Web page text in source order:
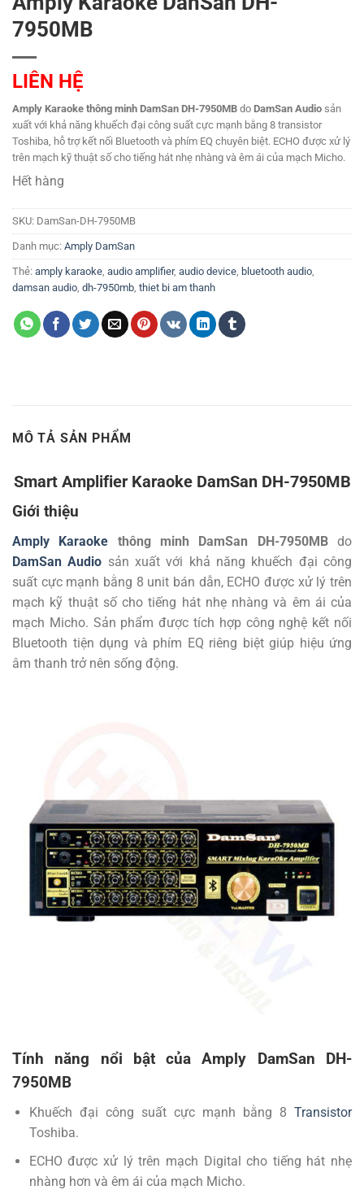
7950MB
LIÊN HỆ
Amply Karaoke thông minh DamSan DH-7950MB do DamSan Audio sản
xuất với khả năng khuếch đại công suất cực mạnh bằng 8 transistor
Toshiba, hỗ trợ kết nối Bluetooth và phím EQ chuyên biệt. ECHO được xử lý
trên mạch kỹ thuật số cho tiếng hát nhẹ nhàng và êm ái của mạch Micho.
Hết hàng
SKU: DamSan-DH-7950MB
Danh mục: Amply DamSan
Thẻ: amply karaoke, audio amplifier, audio device, bluetooth audio,
damsan audio, dh-7950mb, thiet bi am thanh
MÔ TẢ SẢN PHẨM
Smart Amplifier Karaoke DamSan DH-7950MB
Giới thiệu
Amply Karaoke thông minh DamSan DH-7950MBdo
DamSan Audio sản xuất với khả năng khuếch đại công
suất cực mạnh bằng 8 unit bán dẫn, ECHO được xử lý trên
mạch kỹ thuật số cho tiếng hát nhẹ nhàng và êm ái của
mạch Micho. Sản phẩm được tích hợp công nghệ kết nối
Bluetooth tiện dụng và phím EQ riêng biệt giúp hiệu ứng
âm thanh trở nên sống động.
Tính năng nổi bật củaAmply DamSan DH-
7950MB
Khuếch đại công suất cực mạnh bằng 8 Transistor
Toshiba.
ECHO được xử lý trên mạch Digital cho tiếng hát nhẹ
nhàng hơn và êm ái của mạch Micho.